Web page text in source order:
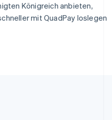
Königreich anbieten,
mit QuadPay loslegen